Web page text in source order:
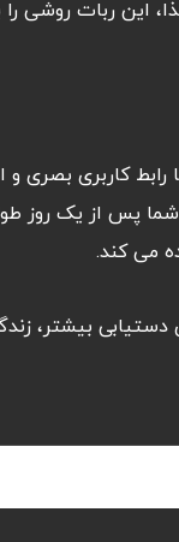
این ربات روشی
کاربری بصری و
پس از یک روز
می کند.
دستیابی بیشتر،